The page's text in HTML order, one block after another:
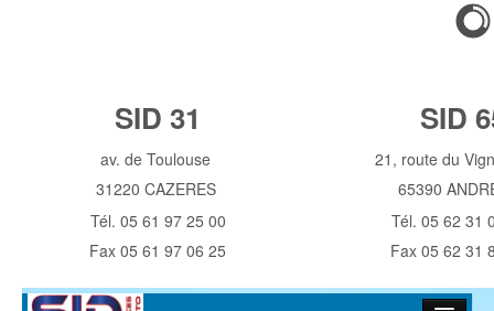
SID 31 SID
av. de Toulouse
31220 CAZERES
21, route du
65390
Tél. 05 61 97 25 00
Fax 05 61 97 06 25
Tél. 05 62 31
Fax 05 62 31